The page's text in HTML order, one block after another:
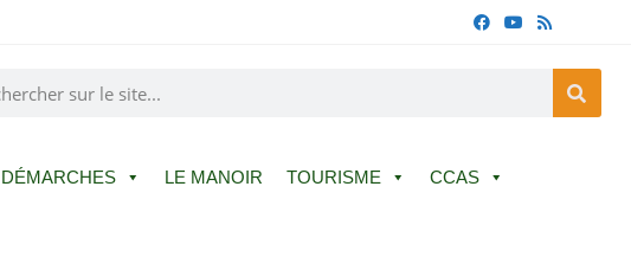
DÉMARCHES LE MANOIR TOURISME CCAS